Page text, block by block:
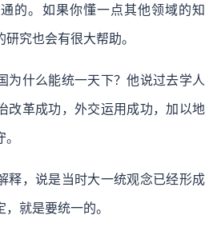
的。如果你懂一点其他领域的知
究也会有很大帮助。
为什么能统一天下？他说过去学人
改革成功，外交运用成功，加以地
释，说是当时大一统观念已经形成
就是要统一的。